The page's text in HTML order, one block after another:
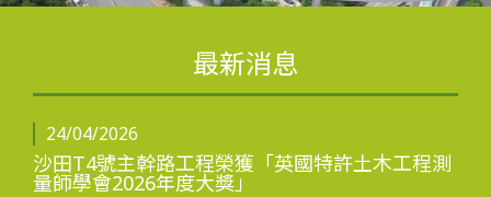
簡介
最新消息
24/04/2026
沙田T4號主幹路工程榮獲「英國特許土木工程測
量師學會2026年度大獎」